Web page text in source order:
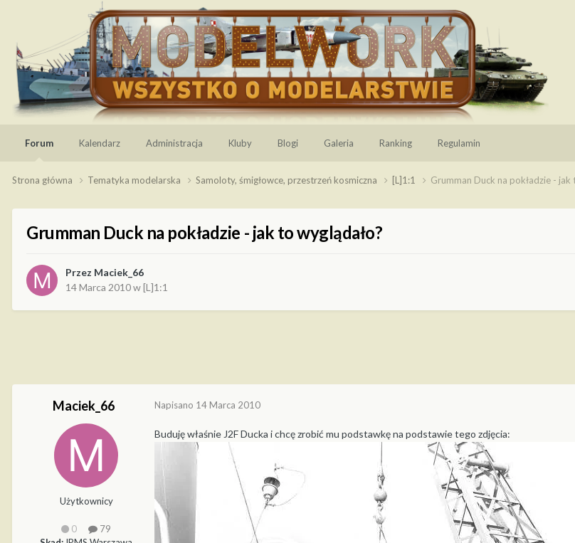
Forum Kalendarz Administracja Kluby Blogi Galeria Ranking Regulamin
Strona główna Tematyka modelarska Samoloty, śmigłowce, przestrzeń kosmiczna [L]1:1 Grumman Duck na pokładzie - jak
Grumman Duck na pokładzie - jak to wyglądało?
Przez Maciek_66
14 Marca 2010w[L]1:1
Maciek_66
Użytkownicy
0
79
Napisano 14 Marca 2010
Buduję właśnie J2F Ducka i chcę zrobić mu podstawkę na podstawie tego zdjęcia: